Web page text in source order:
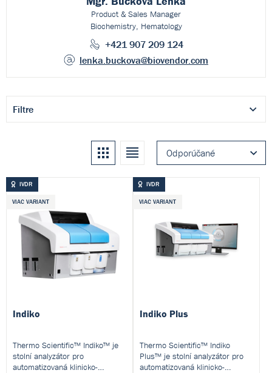
Product & Sales Manager
Biochemistry, Hematology
+421 907 209 124
lenka.buckova@biovendor.com
Filtre
Odporúčané
Kachle Zoznam
IVDR
VIAC VARIANT
Indiko
Thermo Scientific™ Indiko™ je
stolní analyzátor pro
automatizovaná klinicko-
IVDR
VIAC VARIANT
Indiko Plus
Thermo Scientific™ Indiko
Plus™ je stolní analyzátor pro
automatizovaná klinicko-